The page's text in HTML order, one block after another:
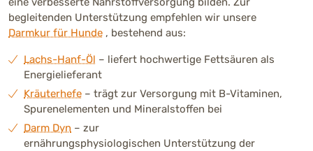
begleitenden Unterstützung empfehlen wir unsere
Darmkur für Hunde , bestehend aus:
Lachs-Hanf-Öl – liefert hochwertige Fettsäuren als
Energielieferant
Kräuterhefe – trägt zur Versorgung mit B-Vitaminen,
Spurenelementen und Mineralstoffen bei
Darm Dyn – zur
ernährungsphysiologischen Unterstützung der